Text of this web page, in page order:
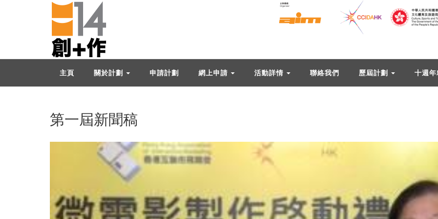
主頁 關於計劃 申請計劃 網上申請 活動詳情 聯絡我們 歷屆計劃 十週
第一屆新聞稿